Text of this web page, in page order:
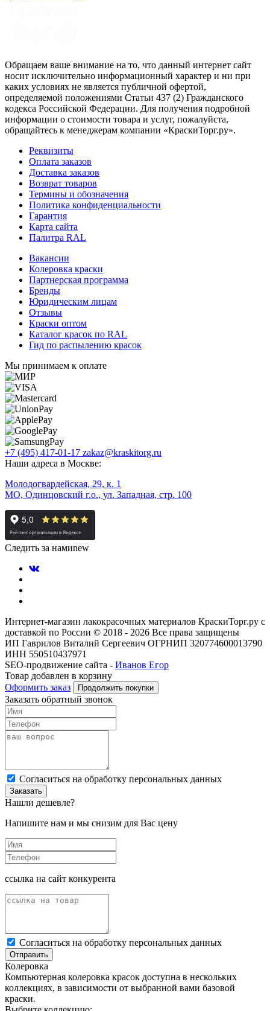
Обращаем ваше внимание на то, что данный интернет сайт
носит исключительно информационный характер и ни при
каких условиях не является публичной офертой,
определяемой положениями Статьи 437 (2) Гражданского
кодекса Российской Федерации. Для получения подробной
информации о стоимости товара и услуг, пожалуйста,
обращайтесь к менеджерам компании «КраскиТорг.ру».
Реквизиты
Оплата заказов
Доставка заказов
Возврат товаров
Термины и обозначения
Политика конфиденциальности
Гарантия
Карта сайта
Палитра RAL
Вакансии
Колеровка краски
Партнерская программа
Бренды
Юридическим лицам
Отзывы
Краски оптом
Каталог красок по RAL
Гид по распылению красок
Мы принимаем к оплате
+7 (495) 417-01-17 zakaz@kraskitorg.ru
Наши адреса в Москве:
Молодогвардейская, 29, к. 1
МО, Одинцовский г.о., ул. Западная, стр. 100
Следить за намиnew
Интернет-магазин лакокрасочных материалов КраскиТорг.ру с
доставкой по России © 2018 - 2026 Все права защищены
ИП Гаврилов Виталий Сергеевич ОГРНИП 320774600013790
ИНН 550510437971
SEO-продвижение сайта - Иванов Егор
Товар добавлен в корзину
Оформить заказ
Продолжить покупки
Заказать обратный звонок
Cогласиться на обработку персональных данных
Заказать
Нашли дешевле?
Напишите нам и мы снизим для Вас цену
ссылка на сайт конкурента
Cогласиться на обработку персональных данных
Отправить
Колеровка
Компьютерная колеровка красок доступна в нескольких
коллекциях, в зависимости от выбранной вами базовой
краски.